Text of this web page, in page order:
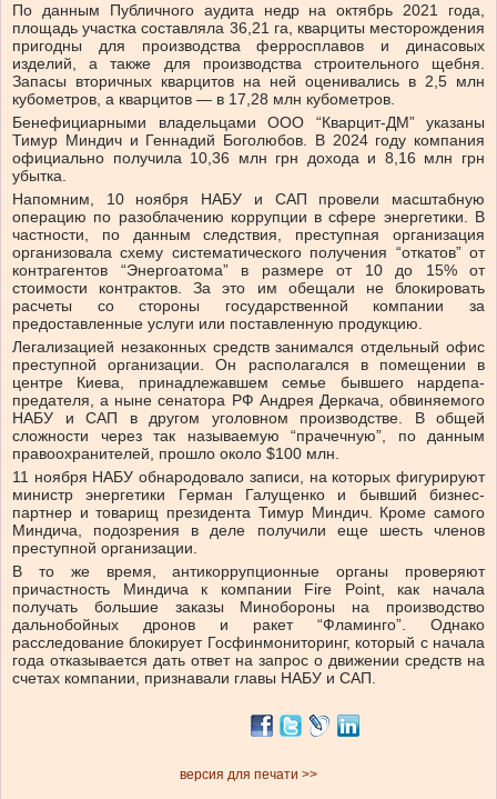
По данным Публичного аудита недр на октябрь 2021 года,
площадь участка составляла 36,21 га, кварциты месторождения
пригодны для производства ферросплавов и динасовых
изделий, а также для производства строительного щебня.
Запасы вторичных кварцитов на ней оценивались в 2,5 млн
кубометров, а кварцитов — в 17,28 млн кубометров.
Бенефициарными владельцами ООО “Кварцит-ДМ” указаны
Тимур Миндич и Геннадий Боголюбов. В 2024 году компания
официально получила 10,36 млн грн дохода и 8,16 млн грн
убытка.
Напомним, 10 ноября НАБУ и САП провели масштабную
операцию по разоблачению коррупции в сфере энергетики. В
частности, по данным следствия, преступная организация
организовала схему систематического получения “откатов” от
контрагентов “Энергоатома” в размере от 10 до 15% от
стоимости контрактов. За это им обещали не блокировать
расчеты со стороны государственной компании за
предоставленные услуги или поставленную продукцию.
Легализацией незаконных средств занимался отдельный офис
преступной организации. Он располагался в помещении в
центре Киева, принадлежавшем семье бывшего нардепа-
предателя, а ныне сенатора РФ Андрея Деркача, обвиняемого
НАБУ и САП в другом уголовном производстве. В общей
сложности через так называемую “прачечную”, по данным
правоохранителей, прошло около $100 млн.
11 ноября НАБУ обнародовало записи, на которых фигурируют
министр энергетики Герман Галущенко и бывший бизнес-
партнер и товарищ президента Тимур Миндич. Кроме самого
Миндича, подозрения в деле получили еще шесть членов
преступной организации.
В то же время, антикоррупционные органы проверяют
причастность Миндича к компании Fire Point, как начала
получать большие заказы Минобороны на производство
дальнобойных дронов и ракет “Фламинго”. Однако
расследование блокирует Госфинмониторинг, который с начала
года отказывается дать ответ на запрос о движении средств на
счетах компании, признавали главы НАБУ и САП.
версия для печати >>